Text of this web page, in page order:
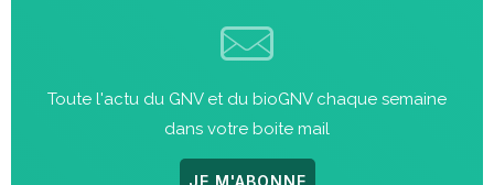
Toute l'actu du GNV et du bioGNV chaque semaine
dans votre boite mail